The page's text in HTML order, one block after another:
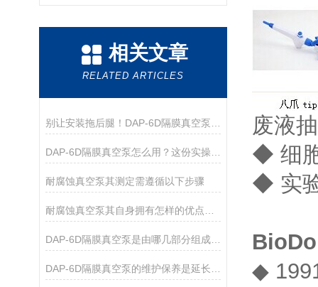
相关文章
RELATED ARTICLES
耐腐蚀真空泵其测定需遵循以下步骤
DAP-6D隔膜真空泵是由哪几部分组成的呢？
废液
◆ 细
◆ 实
◆